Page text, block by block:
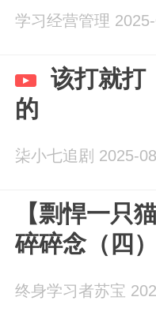
学习经营管理
该打就打
的
柒小七追剧 2025-
【剽悍一只
碎碎念（四
终身学习者苏宝